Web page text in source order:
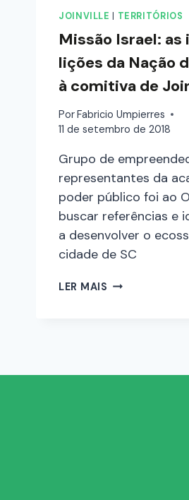
JOINVILLE TERRITÓRIOS
Missão Israel:
lições da Nação
à comitiva de
PorFabricio Umpierres
11 de setembro de 2018
Grupo de
representantes da
poder público foi ao
buscar referências e
a desenvolver o
cidade de SC
LER MAIS